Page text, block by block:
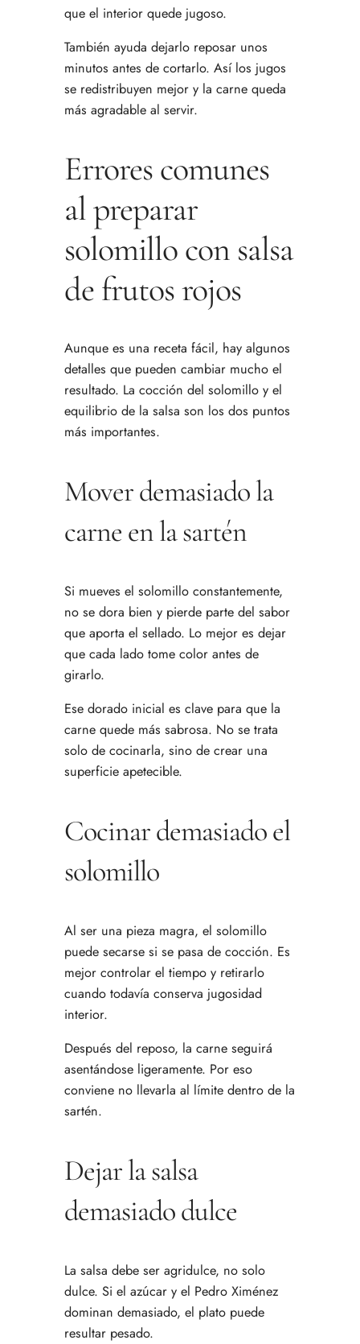
que el interior quede jugoso.
También ayuda dejarlo reposar unos
minutos antes de cortarlo. Así los jugos
se redistribuyen mejor y la carne queda
más agradable al servir.
Errores comunes
al preparar
solomillo con salsa
de frutos rojos
Aunque es una receta fácil, hay algunos
detalles que pueden cambiar mucho el
resultado. La cocción del solomillo y el
equilibrio de la salsa son los dos puntos
más importantes.
Mover demasiado la
carne en la sartén
Si mueves el solomillo constantemente,
no se dora bien y pierde parte del sabor
que aporta el sellado. Lo mejor es dejar
que cada lado tome color antes de
girarlo.
Ese dorado inicial es clave para que la
carne quede más sabrosa. No se trata
solo de cocinarla, sino de crear una
superficie apetecible.
Cocinar demasiado el
solomillo
Al ser una pieza magra, el solomillo
puede secarse si se pasa de cocción. Es
mejor controlar el tiempo y retirarlo
cuando todavía conserva jugosidad
interior.
Después del reposo, la carne seguirá
asentándose ligeramente. Por eso
conviene no llevarla al límite dentro de la
sartén.
Dejar la salsa
demasiado dulce
La salsa debe ser agridulce, no solo
dulce. Si el azúcar y el Pedro Ximénez
dominan demasiado, el plato puede
resultar pesado.